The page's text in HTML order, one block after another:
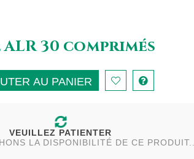
30 comprimés
AU PANIER
VEUILLEZ PATIENTER
LA DISPONIBILITÉ DE CE PRODUIT...